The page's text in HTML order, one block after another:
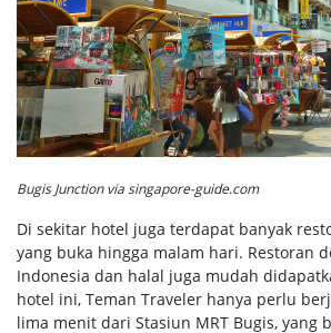
Bugis Junction via singapore-guide.com
Di sekitar hotel juga terdapat banyak
yang buka hingga malam hari. Restoran
Indonesia dan halal juga mudah
hotel ini, Teman Traveler hanya perlu
lima menit dari Stasiun MRT Bugis, yang